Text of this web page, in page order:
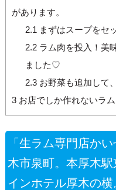
があります。
2.1 まずはスープをセ
2.2ラム肉を投入！美
ました♡
2.3お野菜も追加して
3お店でしか作れないラ
「生ラム専門店か
木市泉町。本厚木
インホテル厚木の横